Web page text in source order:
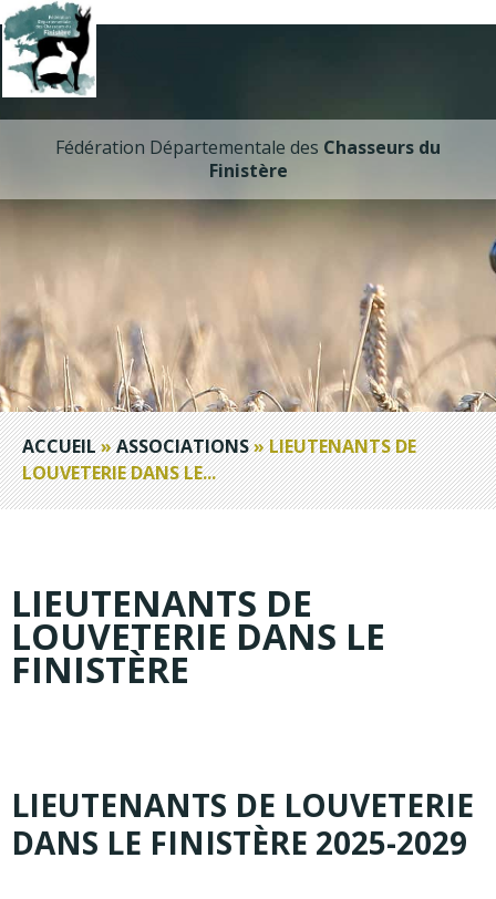
Fédération Départementale des Chasseurs du
Finistère
ACCUEIL»ASSOCIATIONS»LIEUTENANTS DE
LOUVETERIE DANS LE...
LIEUTENANTS DE
LOUVETERIE DANS LE
FINISTÈRE
LIEUTENANTS DE LOUVETERIE
DANS LE FINISTÈRE 2025-2029